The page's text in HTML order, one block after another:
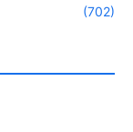
(702)